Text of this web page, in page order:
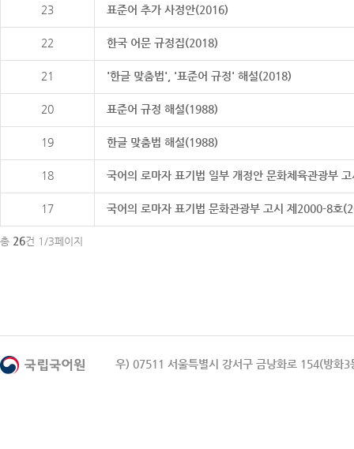
23 표준어 추가 사정안(2016)
22 한국 어문 규정집(2018)
21 '한글 맞춤법', '표준어 규정' 해설(2018)
20 표준어 규정 해설(1988)
19 한글 맞춤법 해설(1988)
18 국어의 로마자 표기법 일부 개정안 문화체육관광부
17 국어의 로마자 표기법 문화관광부 고시 제2000-8호
총 26건 1/3페이지
우) 07511 서울특별시 강서구 금낭화로 154(방화3